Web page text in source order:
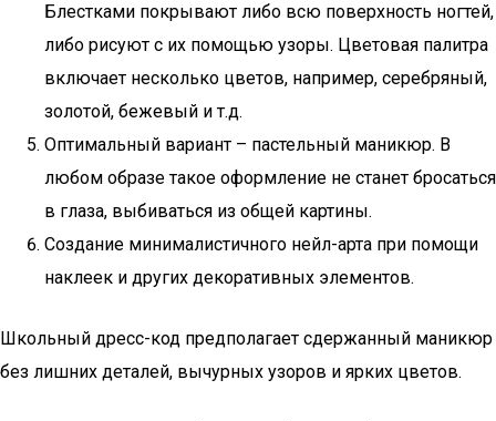
Блестками покрывают либо всю поверхность ногтей,
либо рисуют с их помощью узоры. Цветовая палитра
включает несколько цветов, например, серебряный,
золотой, бежевый и т.д.
Оптимальный вариант – пастельный маникюр. В
любом образе такое оформление не станет бросаться
в глаза, выбиваться из общей картины.
Создание минималистичного нейл-арта при помощи
наклеек и других декоративных элементов.
Школьный дресс-код предполагает сдержанный маникюр
без лишних деталей, вычурных узоров и ярких цветов.